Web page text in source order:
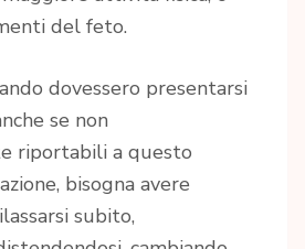
del feto.
dovessero presentarsi
se non
riportabili a questo
bisogna avere
subito,